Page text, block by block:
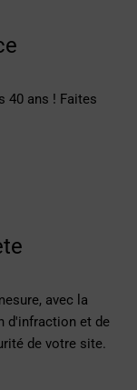
40 ans ! Faites
avec la
d'infraction et de
de votre site.